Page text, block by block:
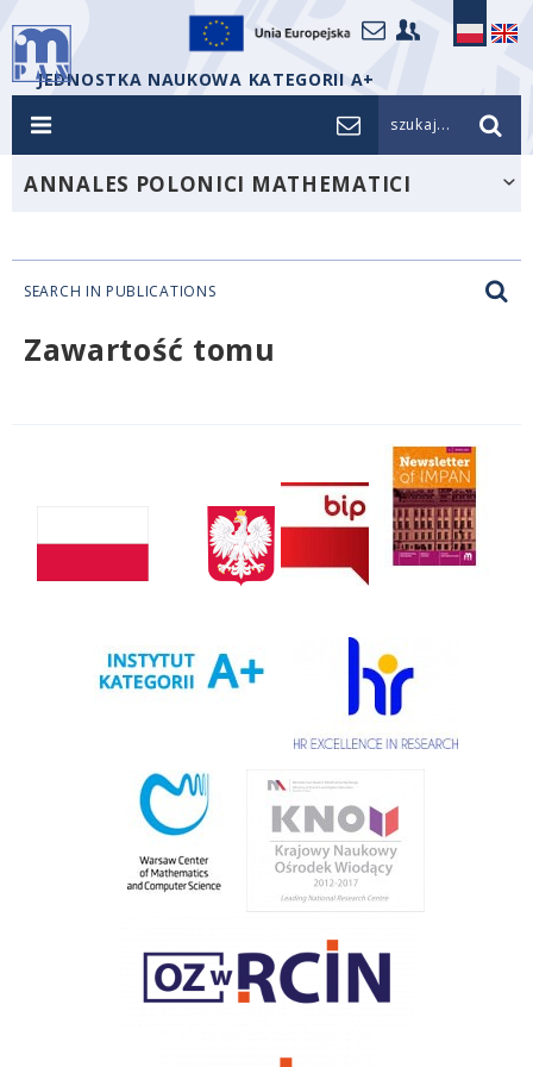
JEDNOSTKA NAUKOWA KATEGORII A+
szukaj...
ANNALES POLONICI MATHEMATICI
SEARCH IN PUBLICATIONS
Zawartość tomu